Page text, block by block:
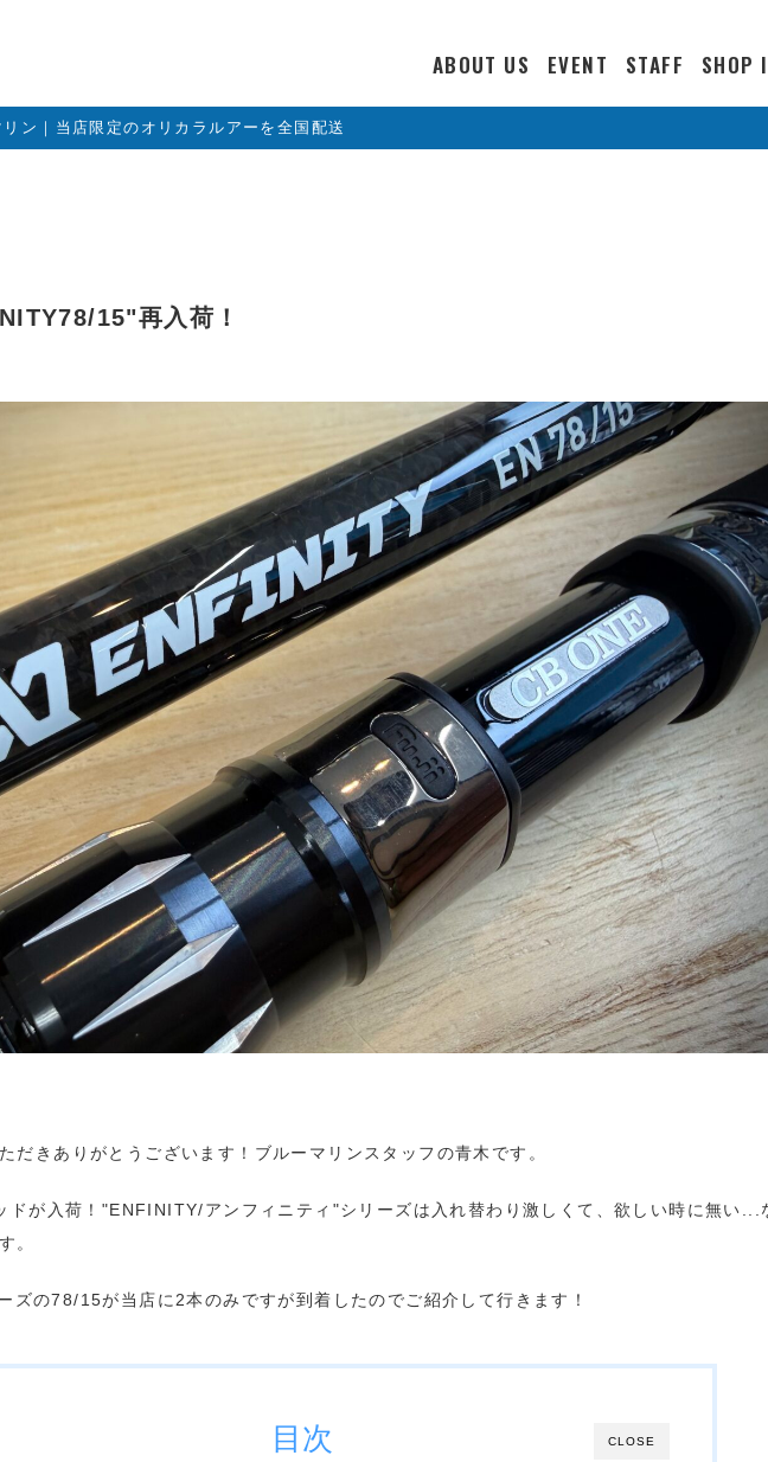
ABOUT US EVENT STAFF SHOP
ン｜当店限定のオリカラルアーを全国配送
15"再入荷！
だきありがとうございます！ブルーマリンスタッフの青木です。
ドが入荷！"ENFINITY/アンフィニティ"シリーズは入れ替わり激しくて、欲しい時に無い...
。
ズの78/15が当店に2本のみですが到着したのでご紹介して行きます！
CLOSE
目次